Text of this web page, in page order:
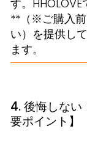
す。
**（※ご購入前
い）を提供し
ます。
4. 後悔しない
要ポイント】